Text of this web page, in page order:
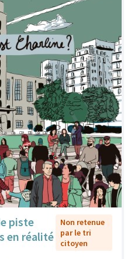
piste
en réalité
Non retenue
par le tri
citoyen